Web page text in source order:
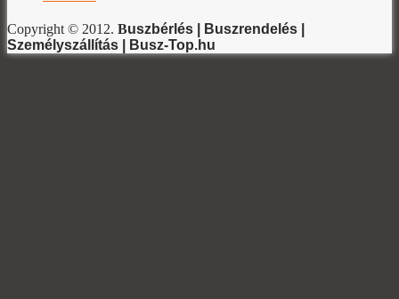
Copyright © 2012. Buszbérlés | Buszrendelés |
Személyszállítás | Busz-Top.hu